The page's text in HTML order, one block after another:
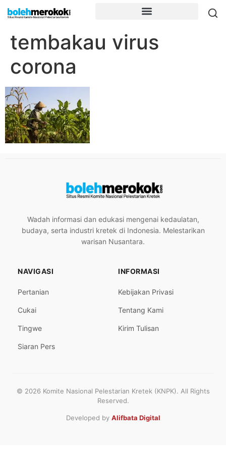
tembakau virus
corona
Wadah informasi dan edukasi mengenai kedaulatan,
budaya, serta industri kretek di Indonesia. Melestarikan
warisan Nusantara.
NAVIGASI
Pertanian
Cukai
Tingwe
Siaran Pers
INFORMASI
Kebijakan Privasi
Tentang Kami
Kirim Tulisan
© 2026 Komite Nasional Pelestarian Kretek (KNPK). All Rights
Reserved.
Developed by Alifbata Digital